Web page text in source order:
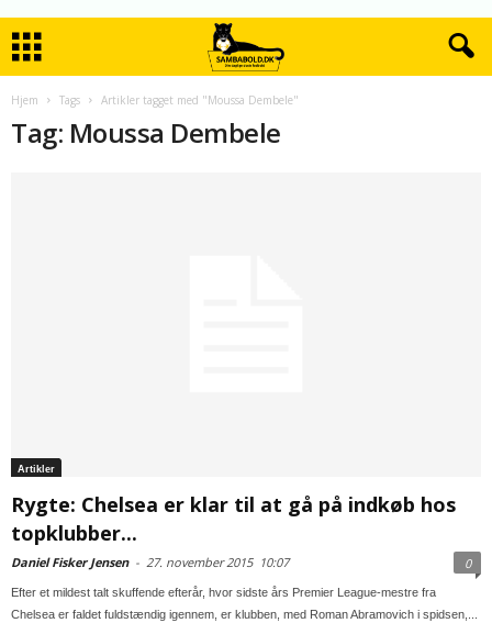
Hjem Tags Artikler tagget med "Moussa Dembele"
Tag: Moussa Dembele
Artikler
Rygte: Chelsea er klar til at gå på indkøb hos
topklubber...
Daniel Fisker Jensen - 27. november 201510:07 0
Efter et mildest talt skuffende efterår, hvor sidste års Premier League-mestre fra
Chelsea er faldet fuldstændig igennem, er klubben, med Roman Abramovich i spidsen,...